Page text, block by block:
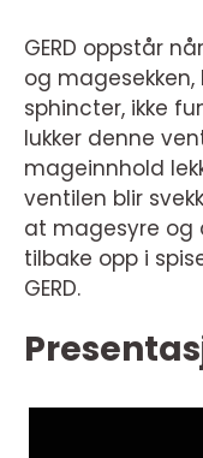
GERD oppstår
og
sphincter, ikke
lukker denne
mageinnhold
ventilen blir
at magesyre og
tilbake opp i
GERD.